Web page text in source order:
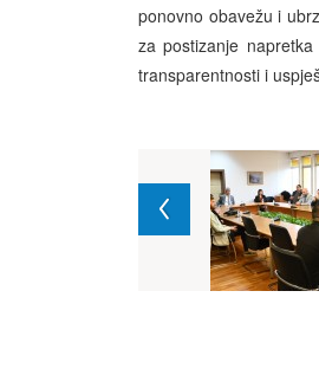
ponovno obavežu i
za postizanje
transparentnosti i